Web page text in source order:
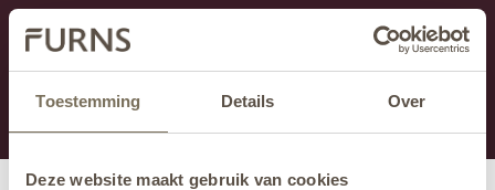
Toestemming Details Over
Deze website maakt gebruik van cookies
Dieser Abschnitt wird derzeit gewartet.
Wenn Sie Informationen vermissen, können Sie uns
unter +31 413 395 294 anrufen oder uns unter